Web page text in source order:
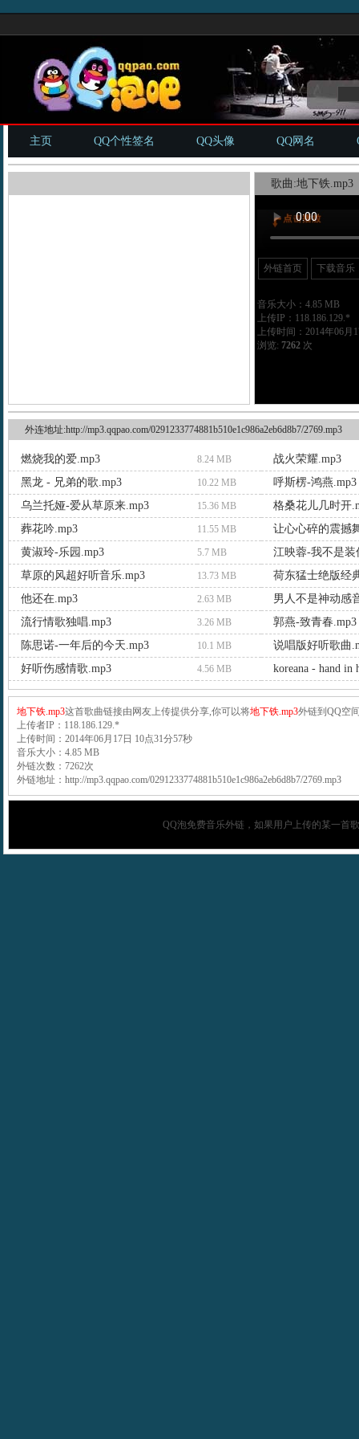
主页 QQ个性签名 QQ头像 QQ网名
歌曲:地下铁.mp3
外链首页 下载音乐
音乐大小：4.85 MB
上传IP：118.186.129.*
上传时间：2014年06月
浏览: 7262次
外连地址:http://mp3.qqpao.com/0291233774881b510e1c986a2eb6d8b7/2769.mp3
燃烧我的爱.mp3 8.24 MB
战火荣耀.mp3
黑龙 - 兄弟的歌.mp3
10.22 MB
呼斯楞-鸿燕.mp3
乌兰托娅-爱从草原来.mp3
15.36 MB
格桑花儿几时开
葬花吟.mp3
11.55 MB
让心心碎的震撼
黄淑玲-乐园.mp3
5.7 MB
江映蓉-我不是装
草原的风超好听音乐.mp3
13.73 MB
荷东猛士绝版经
他还在.mp3
2.63 MB
男人不是神动感
流行情歌独唱.mp3
3.26 MB
郭燕-致青春.mp3
陈思诺-一年后的今天.mp3
10.1 MB
说唱版好听歌曲
好听伤感情歌.mp3
4.56 MB koreana - hand in
地下铁.mp3这首歌曲链接由网友上传提供分享,你可以将地下铁.mp3外链到QQ空
上传者IP：118.186.129.*
上传时间：2014年06月17日 10点31分57秒
音乐大小：4.85 MB
外链次数：7262次
外链地址：http://mp3.qqpao.com/0291233774881b510e1c986a2eb6d8b7/2769.mp3
QQ泡免费音乐外链，如果用户上传的某一首